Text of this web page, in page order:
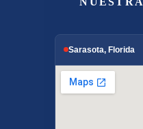
Sarasota, Florida